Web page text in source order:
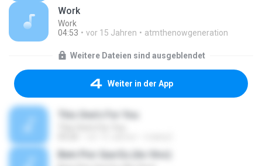
Work
Work
04:53
vor 15 Jahren atmthenowgeneration
Weitere Dateien sind ausgeblendet
Weiter in der App
This One's For You
Bem Pior Que Eu (Ao Vivo)